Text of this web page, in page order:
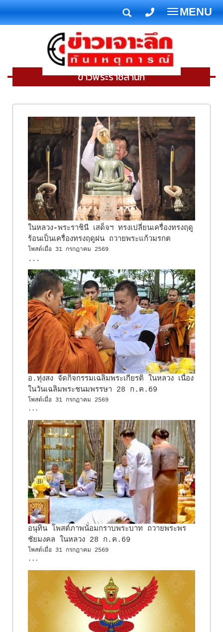
T
o
g
g
l
e
a
v
i
g
a
t
i
o
n
MENU
ข่าวพระราชสำนัก
ในหลวง-พระราชินี เสด็จฯ ทรงเปลี่ยนเครื่องทรงฤดู
ร้อนเป็นเครื่องทรงฤดูฝน ถวายพระแก้วมรกต
โพสต์เมื่อ 31 กรกฎาคม 2569
...
อ.ทุ่งสง จัดกิจกรรมเฉลิมพระเกียรติ ในหลวง เนื่อง
ในวันเฉลิมพระชนมพรรษา 28 ก.ค.69
โพสต์เมื่อ 31 กรกฎาคม 2569
...
อนุทิน โพสต์ภาพน้อมกราบพระบาท ถวายพระพร
ชัยมงคล ในหลวง 28 ก.ค.69
โพสต์เมื่อ 31 กรกฎาคม 2569
...